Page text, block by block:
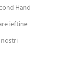
Hand
ieftine